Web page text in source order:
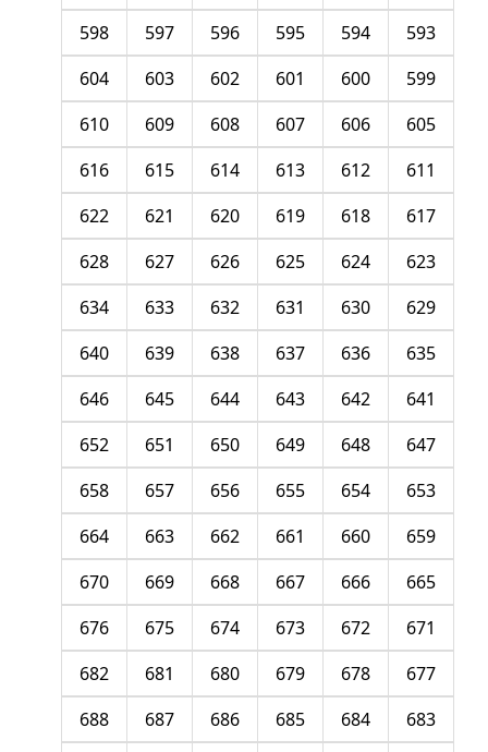
593
594
595
596
597
598
599
600
601
602
603
604
605
606
607
608
609
610
611
612
613
614
615
616
617
618
619
620
621
622
623
624
625
626
627
628
629
630
631
632
633
634
635
636
637
638
639
640
641
642
643
644
645
646
647
648
649
650
651
652
653
654
655
656
657
658
659
660
661
662
663
664
665
666
667
668
669
670
671
672
673
674
675
676
677
678
679
680
681
682
683
684
685
686
687
688